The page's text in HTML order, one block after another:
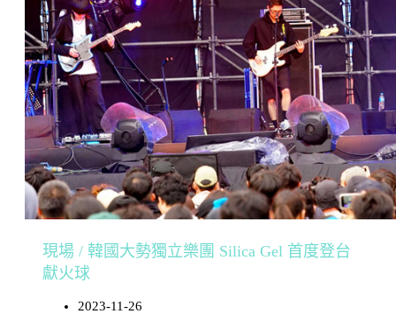
現場 / 韓國大勢獨立樂團 Silica Gel 首度登台
獻火球
2023-11-26